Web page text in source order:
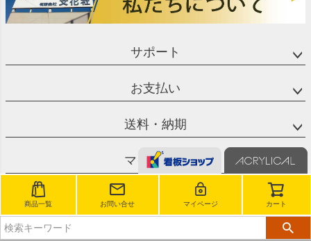
商品一覧 お問い合せ マイページ カート
サポート
お支払い
送料・納期
マイページ
お問合せ先